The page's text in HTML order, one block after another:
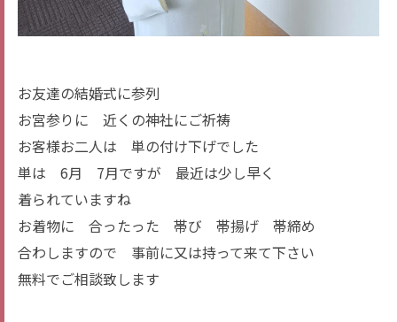
お友達の結婚式に参列
お宮参りに 近くの神社にご祈祷
お客様お二人は 単の付け下げでした
単は 6月 7月ですが 最近は少し早く
着られていますね
お着物に 合ったった 帯び 帯揚げ 帯締め
合わしますので 事前に又は持って来て下さい
無料でご相談致します